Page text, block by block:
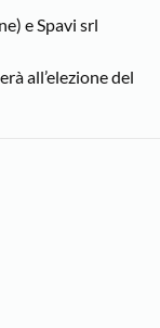
e Spavi srl
all’elezione del